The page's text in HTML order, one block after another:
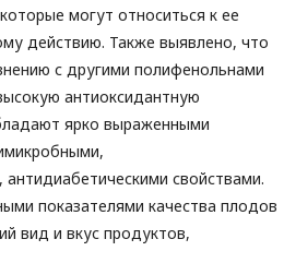
могут относиться к ее
действию. Также выявлено, что
с другими полифенольнами
антиоксидантную
ярко выраженными
свойствами.
показателями качества плодов
вид и вкус продуктов,